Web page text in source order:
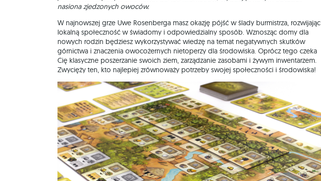
nasiona zjedzonych owoców.
W najnowszej grze Uwe Rosenberga masz okazję pójść w ślady burmistrza, rozwijając
lokalną społeczność w świadomy i odpowiedzialny sposób. Wznosząc domy dla
nowych rodzin będziesz wykorzystywać wiedzę na temat negatywnych skutków
górnictwa i znaczenia owocożernych nietoperzy dla środowiska. Oprócz tego czeka
Cię klasyczne poszerzanie swoich ziem, zarządzanie zasobami i żywym inwentarzem.
Zwycięży ten, kto najlepiej zrównoważy potrzeby swojej społeczności i środowiska!